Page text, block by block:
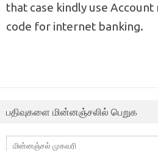
that case kindly use Account
code for internet banking.
பதிவுகளை மின்னஞ்சலில் பெறுக
மின்னஞ்சல்